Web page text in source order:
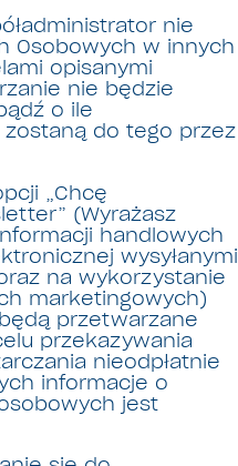
nie
Osobowych w innych
opisanymi
nie będzie
o ile
zostaną do tego przez
„Chcę
(Wyrażasz
handlowych
wysyłanymi
na wykorzystanie
marketingowych)
przetwarzane
przekazywania
nieodpłatnie
informacje o
jest